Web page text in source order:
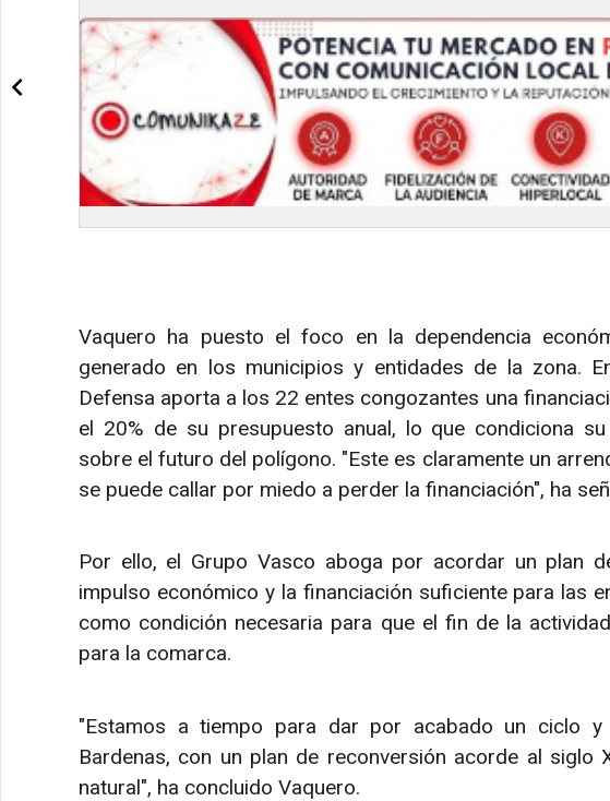
Vaquero ha puesto el foco en la dependencia
generado en los municipios y entidades de la zona.
Defensa aporta a los 22 entes congozantes una
el 20% de su presupuesto anual, lo que condiciona
sobre el futuro del polígono. "Este es claramente un
se puede callar por miedo a perder la financiación", ha
Por ello, el Grupo Vasco aboga por acordar un plan
impulso económico y la financiación suficiente para las
como condición necesaria para que el fin de la
para la comarca.
"Estamos a tiempo para dar por acabado un ciclo
Bardenas, con un plan de reconversión acorde al siglo
natural", ha concluido Vaquero.